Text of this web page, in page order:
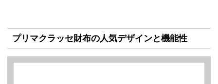
プリマクラッセ財布の人気デザインと機能性